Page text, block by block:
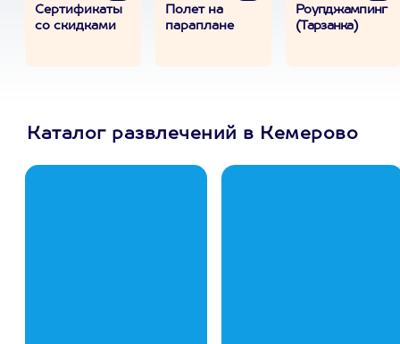
Сертификаты
со скидками
Полет на
параплане
Роупджампинг
(Тарзанка)
Каталог развлечений в Кемерово